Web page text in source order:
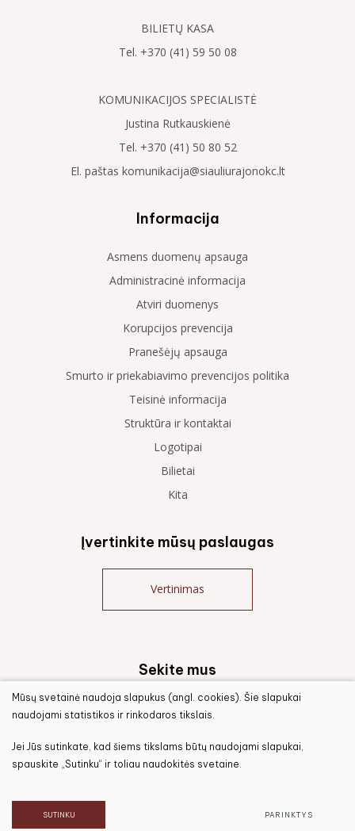
BILIETŲ KASA
Tel. +370 (41) 59 50 08
KOMUNIKACIJOS SPECIALISTĖ
Justina Rutkauskienė
Tel. +370 (41) 50 80 52
El. paštas komunikacija@siauliurajonokc.lt
Informacija
Asmens duomenų apsauga
Administracinė informacija
Atviri duomenys
Korupcijos prevencija
Pranešėjų apsauga
Smurto ir priekabiavimo prevencijos politika
Teisinė informacija
Struktūra ir kontaktai
Logotipai
Bilietai
Kita
Įvertinkite mūsų paslaugas
Vertinimas
Sekite mus
Mūsų svetainė naudoja slapukus (angl. cookies). Šie slapukai
naudojami statistikos ir rinkodaros tikslais.
Jei Jūs sutinkate, kad šiems tikslams būtų naudojami slapukai,
spauskite „Sutinku“ ir toliau naudokitės svetaine.
SUTINKU PARINKTYS